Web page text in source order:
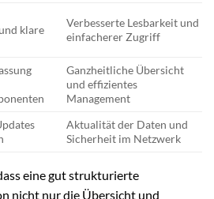
klare
Verbesserte Lesbarkeit und
einfacherer Zugriff
Ganzheitliche Übersicht
und effizientes
Management
Aktualität der Daten und
Sicherheit im Netzwerk
eine gut strukturierte
nicht nur die Übersicht und